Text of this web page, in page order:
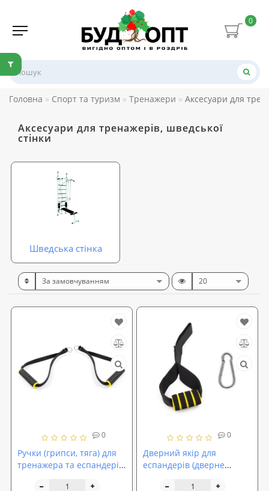
0
Головна Спорт та туризм Тренажери Аксесуари для
Аксесуари для тренажерів, шведської
стінки
Шведська стінка
0
Ручки (грипси, тяга) для
тренажера та еспандерів
0
Дверний якір для
еспандерів (дверне